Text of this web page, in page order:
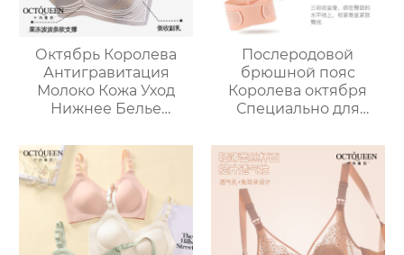
Октябрь Королева
Антигравитация
Молоко Кожа Уход
Нижнее Белье
Женщина Грудное
Вскармливание
Бюстгальтер Большой
Размер Собирается
Тонкий Раздел Без
Стали Кольцо
Послеродовой
брюшной пояс
Королева октября
Специально для
беременных Большой
размер Строгание и
разглаживание
Втягивание рук
двойного назначения
и удержание таза